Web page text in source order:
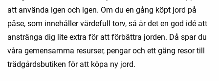
att använda igen och igen. Om du en gång köpt jord på
påse, som innehåller värdefull torv, så är det en god idé att
anstränga dig lite extra för att förbättra jorden. Då spar du
våra gemensamma resurser, pengar och ett gäng resor till
trädgårdsbutiken för att köpa ny jord.